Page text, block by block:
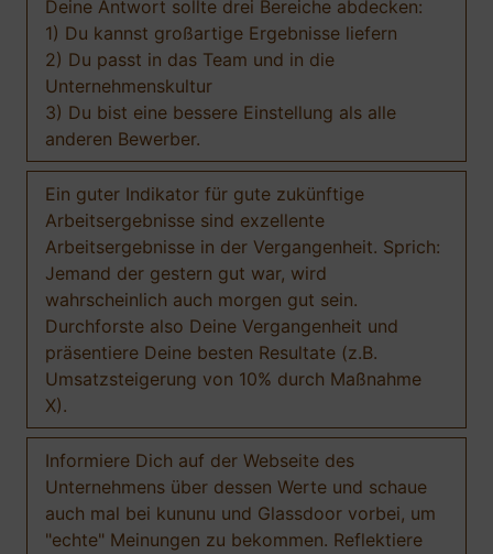
Deine Antwort sollte drei Bereiche abdecken:
1) Du kannst großartige Ergebnisse liefern
2) Du passt in das Team und in die
Unternehmenskultur
3) Du bist eine bessere Einstellung als alle
anderen Bewerber.
Ein guter Indikator für gute zukünftige
Arbeitsergebnisse sind exzellente
Arbeitsergebnisse in der Vergangenheit. Sprich:
Jemand der gestern gut war, wird
wahrscheinlich auch morgen gut sein.
Durchforste also Deine Vergangenheit und
präsentiere Deine besten Resultate (z.B.
Umsatzsteigerung von 10% durch Maßnahme
X).
Informiere Dich auf der Webseite des
Unternehmens über dessen Werte und schaue
auch mal bei kununu und Glassdoor vorbei, um
"echte" Meinungen zu bekommen. Reflektiere